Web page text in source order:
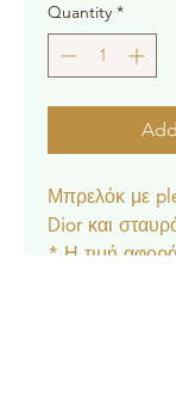
Quantity *
Μπρελόκ με
Dior και
* Η τιμή